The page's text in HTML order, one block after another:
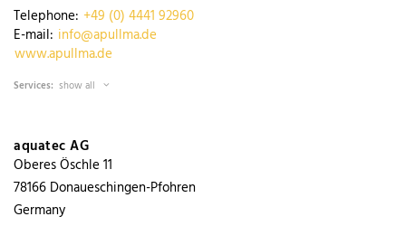
Telephone: +49 (0) 4441 92960
E-mail: info@apullma.de
www.apullma.de
Services: show all
aquatec AG
Oberes Öschle 11
78166 Donaueschingen-Pfohren
Germany